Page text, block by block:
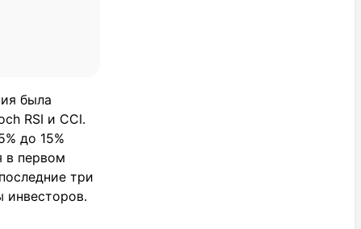
была
RSI и CCI.
до 15%
в первом
три
инвесторов.